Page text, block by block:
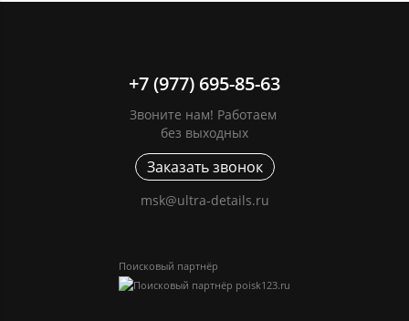
+7 (977) 695-85-63
Звоните нам! Работаем
без выходных
Заказать звонок
msk@ultra-details.ru
Поисковый партнёр